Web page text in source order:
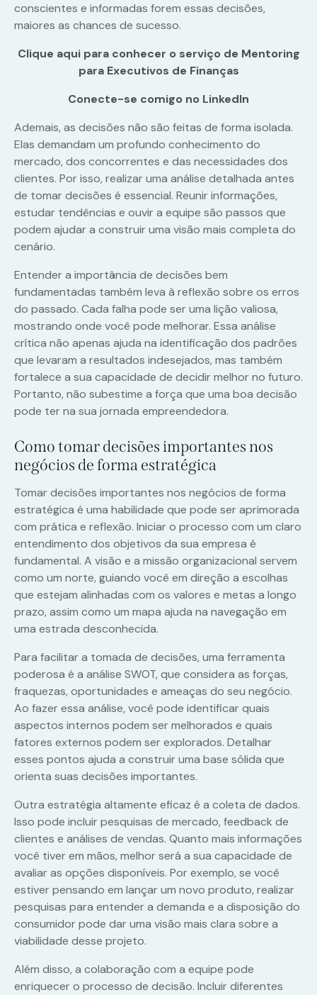
conscientes e informadas forem essas decisões,
maiores as chances de sucesso.
Clique aqui para conhecer o serviço de Mentoring
para Executivos de Finanças
Conecte-se comigo no LinkedIn
Ademais, as decisões não são feitas de forma isolada.
Elas demandam um profundo conhecimento do
mercado, dos concorrentes e das necessidades dos
clientes. Por isso, realizar uma análise detalhada antes
de tomar decisões é essencial. Reunir informações,
estudar tendências e ouvir a equipe são passos que
podem ajudar a construir uma visão mais completa do
cenário.
Entender a importância de decisões bem
fundamentadas também leva à reflexão sobre os erros
do passado. Cada falha pode ser uma lição valiosa,
mostrando onde você pode melhorar. Essa análise
crítica não apenas ajuda na identificação dos padrões
que levaram a resultados indesejados, mas também
fortalece a sua capacidade de decidir melhor no futuro.
Portanto, não subestime a força que uma boa decisão
pode ter na sua jornada empreendedora.
Como tomar decisões importantes nos
negócios de forma estratégica
Tomar decisões importantes nos negócios de forma
estratégica é uma habilidade que pode ser aprimorada
com prática e reflexão. Iniciar o processo com um claro
entendimento dos objetivos da sua empresa é
fundamental. A visão e a missão organizacional servem
como um norte, guiando você em direção a escolhas
que estejam alinhadas com os valores e metas a longo
prazo, assim como um mapa ajuda na navegação em
uma estrada desconhecida.
Para facilitar a tomada de decisões, uma ferramenta
poderosa é a análise SWOT, que considera as forças,
fraquezas, oportunidades e ameaças do seu negócio.
Ao fazer essa análise, você pode identificar quais
aspectos internos podem ser melhorados e quais
fatores externos podem ser explorados. Detalhar
esses pontos ajuda a construir uma base sólida que
orienta suas decisões importantes.
Outra estratégia altamente eficaz é a coleta de dados.
Isso pode incluir pesquisas de mercado, feedback de
clientes e análises de vendas. Quanto mais informações
você tiver em mãos, melhor será a sua capacidade de
avaliar as opções disponíveis. Por exemplo, se você
estiver pensando em lançar um novo produto, realizar
pesquisas para entender a demanda e a disposição do
consumidor pode dar uma visão mais clara sobre a
viabilidade desse projeto.
Além disso, a colaboração com a equipe pode
enriquecer o processo de decisão. Incluir diferentes